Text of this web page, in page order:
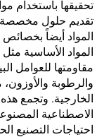
تحقيقها باستخدام
تقديم حلول مخصصة
المواد أيضاً
المواد الأساسية
مقاومتها للعوامل
والرطوبة
الخارجية. وتجمع هذه
الاصطناعية
احتياجات التصنيع